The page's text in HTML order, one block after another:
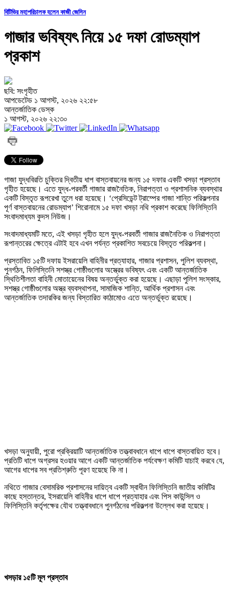
বিটিভির মহাপরিচালক হলেন কাজী জেসিন
গাজার ভবিষ্যৎ নিয়ে ১৫ দফা রোডম্যাপ
প্রকাশ
ছবি: সংগৃহীত
আপডেটেড ১ আগস্ট, ২০২৬ ২২:৫৮
আন্তর্জাতিক ডেস্ক
১ আগস্ট, ২০২৬ ২২:৩০
গাজা যুদ্ধবিরতি চুক্তির দ্বিতীয় ধাপ বাস্তবায়নের জন্য ১৫ দফার একটি খসড়া প্রস্তাব
গৃহীত হয়েছে। এতে যুদ্ধ-পরবর্তী গাজার রাজনৈতিক, নিরাপত্তা ও প্রশাসনিক ব্যবস্থার
একটি বিস্তৃত রূপরেখা তুলে ধরা হয়েছে। ‘প্রেসিডেন্ট ট্রাম্পের গাজা শান্তি পরিকল্পনার
পূর্ণ বাস্তবায়নের রোডম্যাপ’ শিরোনামে ১৫ দফা খসড়া নথি প্রকাশ করেছে ফিলিস্তিনি
সংবাদমাধ্যম কুদস নিউজ।
সংবাদমাধ্যমটি মতে, এই খসড়া গৃহীত হলে যুদ্ধ-পরবর্তী গাজার রাজনৈতিক ও নিরাপত্তা
রূপান্তরের ক্ষেত্রে এটাই হবে এখন পর্যন্ত প্রকাশিত সবচেয়ে বিস্তৃত পরিকল্পনা।
প্রস্তাবিত ১৫টি দফায় ইসরায়েলি বাহিনীর প্রত্যাহার, গাজার প্রশাসন, পুলিশ ব্যবস্থা,
পুনর্গঠন, ফিলিস্তিনি সশস্ত্র গোষ্ঠীগুলোর অস্ত্রের ভবিষ্যৎ এবং একটি আন্তর্জাতিক
স্থিতিশীলতা বাহিনী মোতায়েনের বিষয় অন্তর্ভুক্ত করা হয়েছে। এছাড়া পুলিশ সংস্কার,
সশস্ত্র গোষ্ঠীগুলোর অস্ত্র ব্যবস্থাপনা, সামাজিক শান্তি, আর্থিক প্রশাসন এবং
আন্তর্জাতিক তদারকির জন্য বিস্তারিত কাঠামোও এতে অন্তর্ভুক্ত রয়েছে।
খসড়া অনুযায়ী, পুরো প্রক্রিয়াটি আন্তর্জাতিক তত্ত্বাবধানে ধাপে ধাপে বাস্তবায়িত হবে।
প্রতিটি ধাপে অগ্রসর হওয়ার আগে একটি আন্তর্জাতিক পর্যবেক্ষণ কমিটি যাচাই করবে যে,
আগের ধাপের সব প্রতিশ্রুতি পূরণ হয়েছে কি না।
নথিতে গাজার বেসামরিক প্রশাসনের দায়িত্ব একটি স্বাধীন ফিলিস্তিনি জাতীয় কমিটির
কাছে হস্তান্তর, ইসরায়েলি বাহিনীর ধাপে ধাপে প্রত্যাহার এবং পিস কাউন্সিল ও
ফিলিস্তিনি কর্তৃপক্ষের যৌথ তত্ত্বাবধানে পুনর্গঠনের পরিকল্পনা উল্লেখ করা হয়েছে।
খসড়ার ১৫টি মূল প্রস্তাব